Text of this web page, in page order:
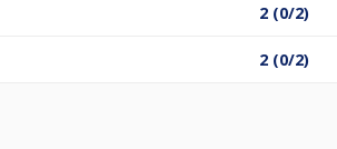
2 (0/2)
2 (0/2)